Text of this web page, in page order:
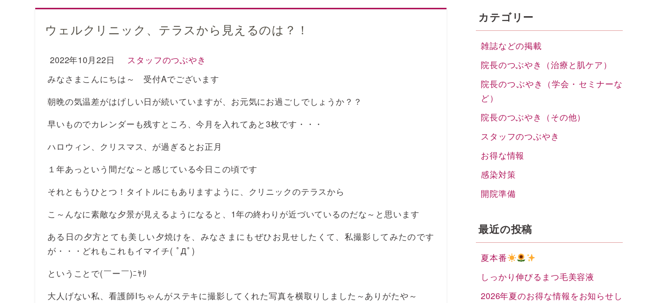
ウェルクリニック、テラスから見えるのは？！
2022年10月22日
スタッフのつぶやき
みなさまこんにちは～ 受付Aでございます
朝晩の気温差がはげしい日が続いていますが、お元気にお過ごしでしょうか？？
早いものでカレンダーも残すところ、今月を入れてあと3枚です・・・
ハロウィン、クリスマス、が過ぎるとお正月
１年あっという間だな～と感じている今日この頃です
それともうひとつ！タイトルにもありますように、クリニックのテラスから
こ～んなに素敵な夕景が見えるようになると、1年の終わりが近づいているのだな～と思います
ある日の夕方とても美しい夕焼けを、みなさまにもぜひお見せしたくて、私撮影してみたのです
が・・・どれもこれもイマイチ( ﾟДﾟ)
ということで(￣ー￣)ﾆﾔﾘ
大人げない私、看護師Iちゃんがステキに撮影してくれた写真を横取りしました～ありがたや～
カテゴリー
雑誌などの掲載
院長のつぶやき（治療と肌ケア）
院長のつぶやき（学会・セミナーな
ど）
院長のつぶやき（その他）
スタッフのつぶやき
お得な情報
感染対策
開院準備
最近の投稿
夏本番
しっかり伸びるまつ毛美容液
2026年夏のお得な情報をお知らせし